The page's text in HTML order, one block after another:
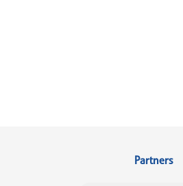
Partners